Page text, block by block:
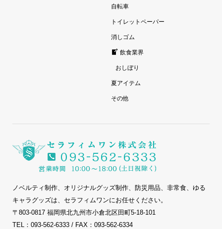
自転車
トイレットペーパー
消しゴム
飲食業界
おしぼり
夏アイテム
その他
ノベルティ制作、オリジナルグッズ制作、防災用品、非常食、ゆる
キャラグッズは、セラフィムワンにお任せください。
〒803-0817 福岡県北九州市小倉北区田町5-18-101
TEL：093-562-6333 / FAX：093-562-6334